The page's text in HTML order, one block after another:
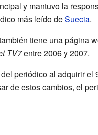
y mantuvo la
más leído deSuecia.
tiene una página
TV7entre 2006 y 2007.
periódico al adquirir
de estos cambios, el